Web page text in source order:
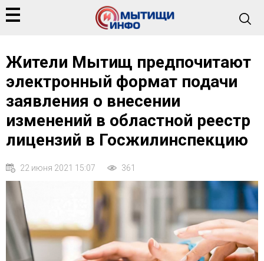
Жители Мытищ предпочитают
электронный формат подачи
заявления о внесении
изменений в областной реестр
лицензий в Госжилинспекцию
22 июня 2021 15:07 361